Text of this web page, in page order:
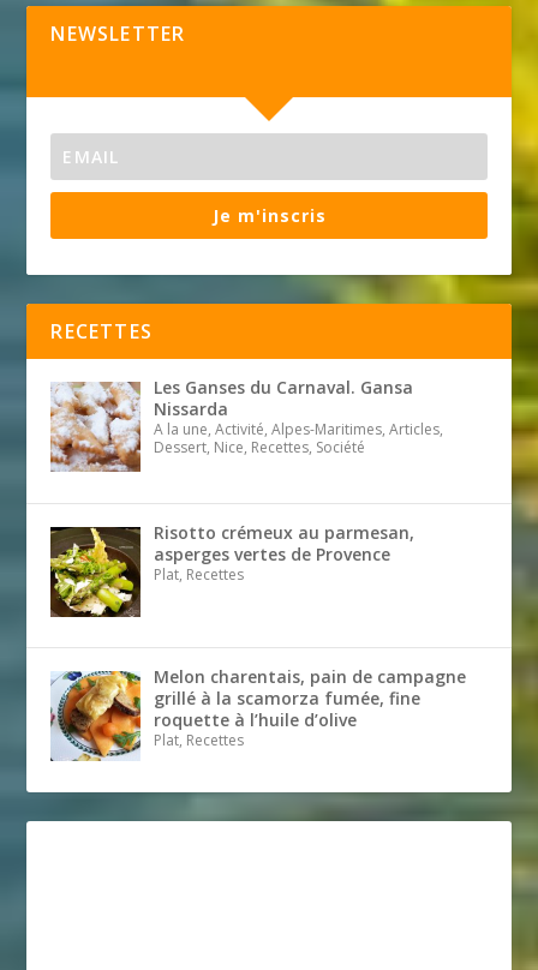
NEWSLETTER
Je m'inscris
RECETTES
Les Ganses du Carnaval. Gansa
Nissarda
A la une, Activité, Alpes-Maritimes, Articles,
Dessert, Nice, Recettes, Société
Risotto crémeux au parmesan,
asperges vertes de Provence
Plat, Recettes
Melon charentais, pain de campagne
grillé à la scamorza fumée, fine
roquette à l’huile d’olive
Plat, Recettes